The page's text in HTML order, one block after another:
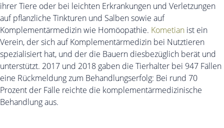
ihrer Tiere oder bei leichten Erkrankungen und Verletzungen
auf pflanzliche Tinkturen und Salben sowie auf
Komplementärmedizin wie Homöopathie. Kometian ist ein
Verein, der sich auf Komplementärmedizin bei Nutztieren
spezialisiert hat, und der die Bauern diesbezüglich berät und
unterstützt. 2017 und 2018 gaben die Tierhalter bei 947 Fällen
eine Rückmeldung zum Behandlungserfolg: Bei rund 70
Prozent der Fälle reichte die komplementärmedizinische
Behandlung aus.